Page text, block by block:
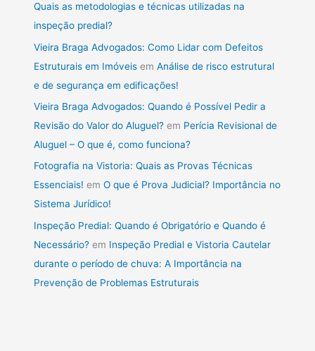
Quais as metodologias e técnicas utilizadas na
inspeção predial?
Vieira Braga Advogados: Como Lidar com Defeitos
Estruturais em Imóveis emAnálise de risco estrutural
e de segurança em edificações!
Vieira Braga Advogados: Quando é Possível Pedir a
Revisão do Valor do Aluguel? em Perícia Revisional de
Aluguel – O que é, como funciona?
Fotografia na Vistoria: Quais as Provas Técnicas
Essenciais! emO que é Prova Judicial? Importância no
Sistema Jurídico!
Inspeção Predial: Quando é Obrigatório e Quando é
Necessário? em Inspeção Predial e Vistoria Cautelar
durante o período de chuva: A Importância na
Prevenção de Problemas Estruturais